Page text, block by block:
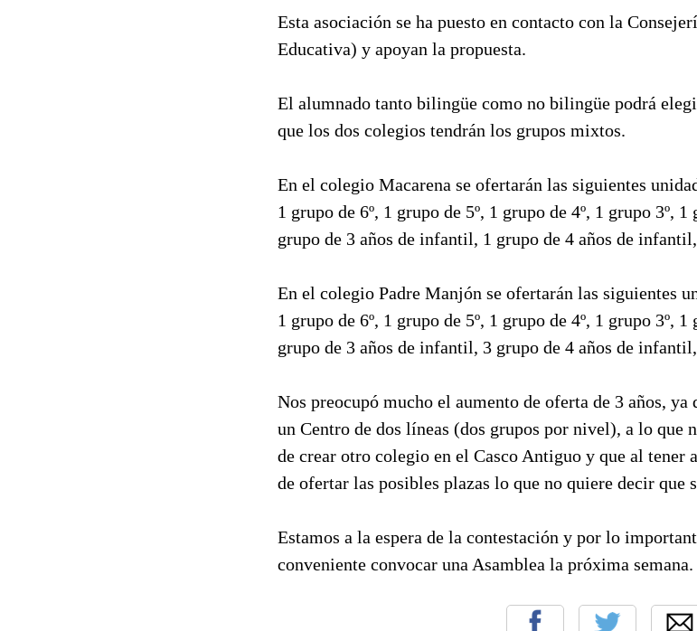
Esta asociación se ha puesto en contacto con la
Educativa) y apoyan la propuesta.
El alumnado tanto bilingüe como no bilingüe podrá
que los dos colegios tendrán los grupos mixtos.
En el colegio Macarena se ofertarán las siguientes
1 grupo de 6º, 1 grupo de 5º, 1 grupo de 4º, 1 grupo 3º, 1
grupo de 3 años de infantil, 1 grupo de 4 años de
En el colegio Padre Manjón se ofertarán las siguientes
1 grupo de 6º, 1 grupo de 5º, 1 grupo de 4º, 1 grupo 3º, 1
grupo de 3 años de infantil, 3 grupo de 4 años de
Nos preocupó mucho el aumento de oferta de 3 años,
un Centro de dos líneas (dos grupos por nivel), a lo que
de crear otro colegio en el Casco Antiguo y que al tener
de ofertar las posibles plazas lo que no quiere decir que
Estamos a la espera de la contestación y por lo
conveniente convocar una Asamblea la próxima semana.